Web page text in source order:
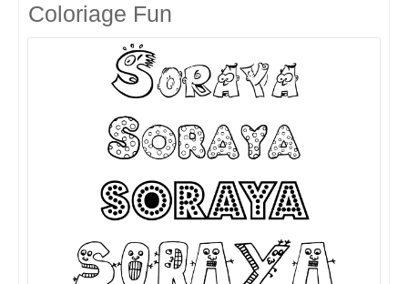
Coloriage Fun